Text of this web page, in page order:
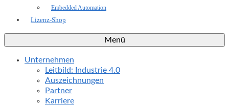
Embedded Automation
Lizenz-Shop
Menü
Unternehmen
Leitbild: Industrie 4.0
Auszeichnungen
Partner
Karriere